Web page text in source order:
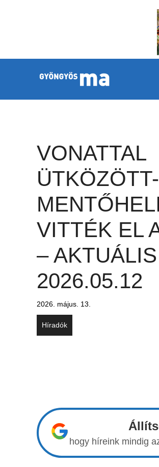
VONATTAL
ÜTKÖZÖTT-
VITTÉK EL
– AKTUÁLIS
2026.05.12
2026. május. 13.
Híradók
hogy híreink mindig